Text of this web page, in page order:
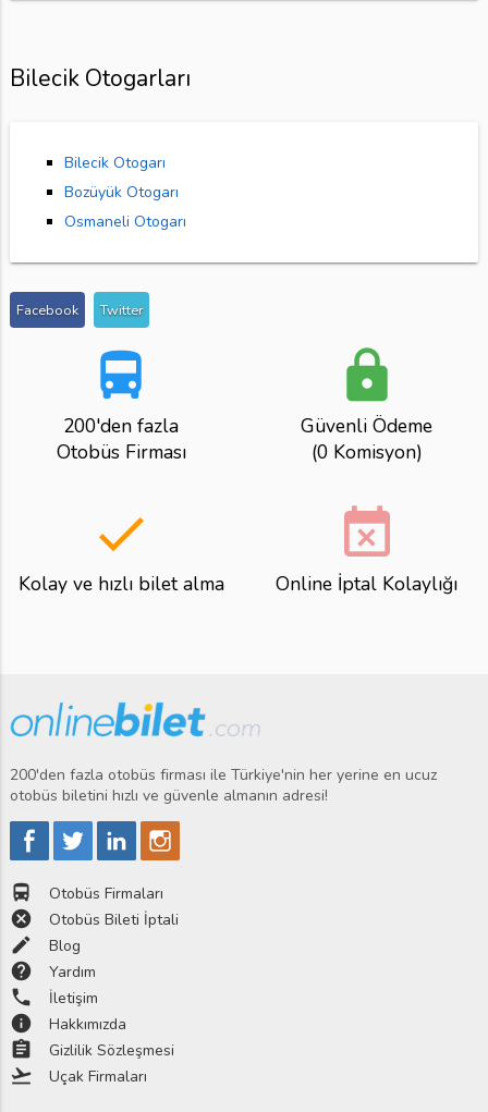
Bilecik Otogarları
Bilecik Otogarı
Bozüyük Otogarı
Osmaneli Otogarı
Facebook Twitter
directions_bus
200'den fazla
Otobüs Firması
lock
Güvenli Ödeme
(0 Komisyon)
done
Kolay ve hızlı bilet alma
event_busy
Online İptal Kolaylığı
200'den fazla otobüs firması ile Türkiye'nin her yerine en ucuz
otobüs biletini hızlı ve güvenle almanın adresi!
directions_bus Otobüs Firmaları
cancel Otobüs Bileti İptali
edit Blog
help Yardım
phone İletişim
info Hakkımızda
assignment Gizlilik Sözleşmesi
flight_takeoff Uçak Firmaları